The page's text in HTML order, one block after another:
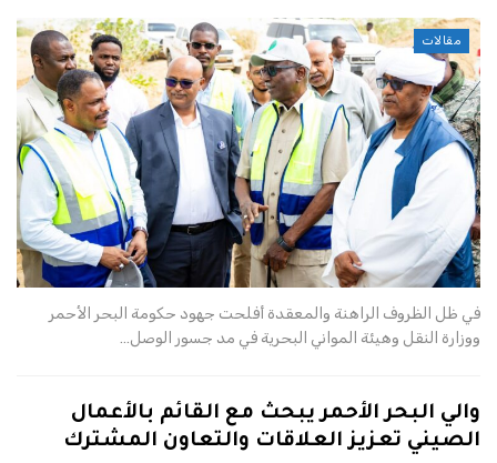
مقالات
في ظل الظروف الراهنة والمعقدة أفلحت جهود حكومة البحر الأحمر
ووزارة النقل وهيئة المواني البحرية في مد جسور الوصل…
والي البحر الأحمر يبحث مع القائم بالأعمال
الصيني تعزيز العلاقات والتعاون المشترك